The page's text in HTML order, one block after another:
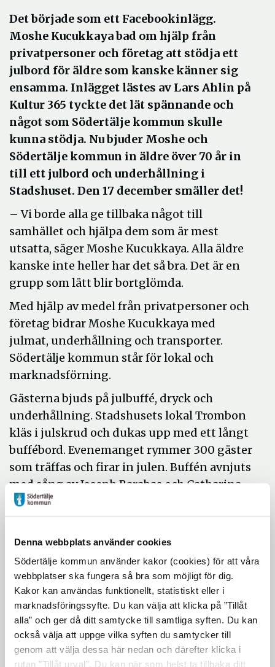
Denna webbplats använder cookies
Södertälje kommun använder kakor (cookies) för att våra
webbplatser ska fungera så bra som möjligt för dig.
Kakor kan användas funktionellt, statistiskt eller i
marknadsföringssyfte. Du kan välja att klicka på ”Tillåt
alla” och ger då ditt samtycke till samtliga syften. Du kan
också välja att uppge vilka syften du samtycker till
genom att välja dessa här nedan och därefter klicka i
rutan ”Tillåt urval”. Du kan när som helst ta tillbaka ditt
Det började som ett Facebookinlägg.
Moshe Kucukkaya bad om hjälp från
privatpersoner och företag att stödja ett
julbord för äldre som kanske känner sig
ensamma. Inlägget lästes av Lars Ahlin på
Kultur 365 tyckte det lät spännande och
något som Södertälje kommun skulle
kunna stödja. Nu bjuder Moshe och
Södertälje kommun in äldre över 70 år in
till ett julbord och underhållning i
Stadshuset. Den 17 december smäller det!
– Vi borde alla ge tillbaka något till
samhället och hjälpa dem som är mest
utsatta, säger Moshe Kucukkaya. Alla äldre
kanske inte heller har det så bra. Det är en
grupp som lätt blir bortglömda.
Med hjälp av medel från privatpersoner och
företag bidrar Moshe Kucukkaya med
julmat, underhållning och transporter.
Södertälje kommun står för lokal och
marknadsförning.
Gästerna bjuds på julbuffé, dryck och
underhållning. Stadshusets lokal Trombon
kläs i julskrud och dukas upp med ett långt
buffébord. Evenemanget rymmer 300 gäster
som träffas och firar in julen. Buffén avnjuts
med sång av Joseph Barabas och Catharina
Lindahl. Det blir också underhållning med
Owe Lideman och Hans Qviström kända
från bl.a. Täljerevyn, och Rogge Roll duo.
– Kultur 365 är ett samarbete mellan
kommunens äldreomsorg och kultur- och
fritidskontoret, så aktiviteter som det här är
väldigt viktiga för oss, säger Lars Ahlin.
Julen är en gemensam högtid och den
riktiga stämingen infinner sig när vi är
tillsammans. Det blir extra viktigt att vara